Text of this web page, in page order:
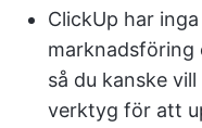
ClickUp har
marknadsföring
så du kanske
verktyg för att